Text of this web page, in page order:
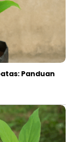
Panduan